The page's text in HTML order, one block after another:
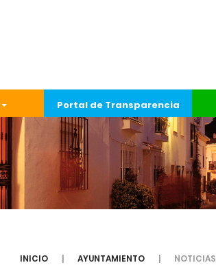
Portal de Transparencia
INICIO AYUNTAMIENTO NOTICIAS